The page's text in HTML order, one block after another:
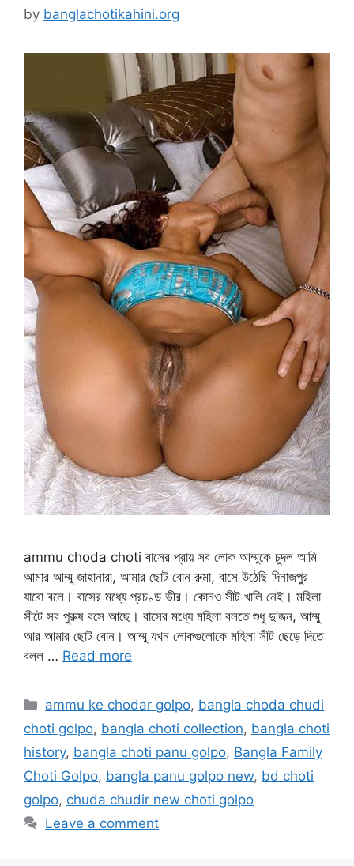
by banglachotikahini.org
ammu choda choti বাসের প্রায় সব লোক আম্মুকে চুদল আমি
আমার আম্মু জাহানারা, আমার ছোট বোন রুমা, বাসে উঠেছি দিনাজপুর
যাবো বলে। বাসের মধ্যে প্রচণ্ড ভীর। কোনও সীট খালি নেই। মহিলা
সীটে সব পুরুষ বসে আছে। বাসের মধ্যে মহিলা বলতে শুধু দু’জন, আম্মু
আর আমার ছোট বোন। আম্মু যখন লোকগুলোকে মহিলা সীট ছেড়ে দিতে
বলল … Read more
Categories
ammu ke chodar golpo, bangla choda chudi
choti golpo, bangla choti collection, bangla choti
history, bangla choti panu golpo, Bangla Family
Choti Golpo, bangla panu golpo new, bd choti
golpo, chuda chudir new choti golpo
Leave a comment